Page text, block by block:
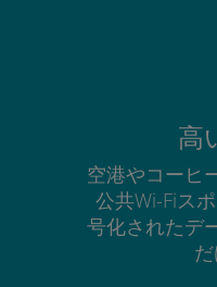
高
空港やコーヒ
公共Wi-Fiス
号化されたデ
だ